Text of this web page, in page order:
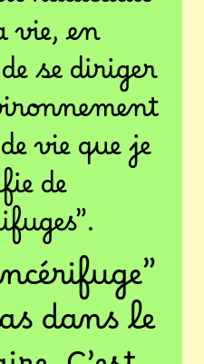
vie, en
se diriger
vie que je
de
dans le